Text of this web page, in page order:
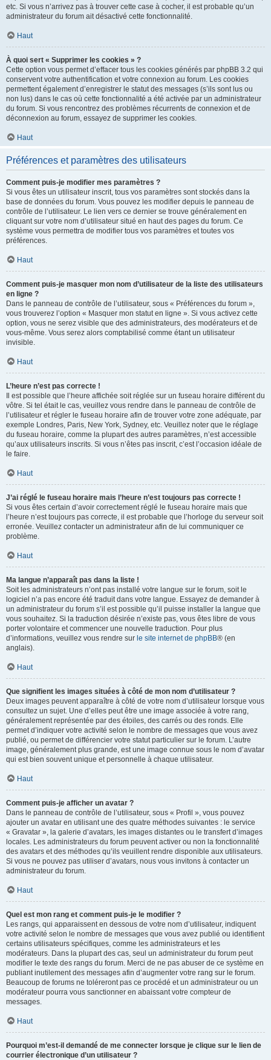
etc. Si vous n’arrivez pas à trouver cette case à cocher, il est probable qu’un
administrateur du forum ait désactivé cette fonctionnalité.
Haut
À quoi sert « Supprimer les cookies » ?
Cette option vous permet d’effacer tous les cookies générés par phpBB 3.2 qui
conservent votre authentification et votre connexion au forum. Les cookies
permettent également d’enregistrer le statut des messages (s’ils sont lus ou
non lus) dans le cas où cette fonctionnalité a été activée par un administrateur
du forum. Si vous rencontrez des problèmes récurrents de connexion et de
déconnexion au forum, essayez de supprimer les cookies.
Haut
Préférences et paramètres des utilisateurs
Comment puis-je modifier mes paramètres ?
Si vous êtes un utilisateur inscrit, tous vos paramètres sont stockés dans la
base de données du forum. Vous pouvez les modifier depuis le panneau de
contrôle de l’utilisateur. Le lien vers ce dernier se trouve généralement en
cliquant sur votre nom d’utilisateur situé en haut des pages du forum. Ce
système vous permettra de modifier tous vos paramètres et toutes vos
préférences.
Haut
Comment puis-je masquer mon nom d’utilisateur de la liste des utilisateurs
en ligne ?
Dans le panneau de contrôle de l’utilisateur, sous « Préférences du forum »,
vous trouverez l’option « Masquer mon statut en ligne ». Si vous activez cette
option, vous ne serez visible que des administrateurs, des modérateurs et de
vous-même. Vous serez alors comptabilisé comme étant un utilisateur
invisible.
Haut
L’heure n’est pas correcte !
Il est possible que l’heure affichée soit réglée sur un fuseau horaire différent du
vôtre. Si tel était le cas, veuillez vous rendre dans le panneau de contrôle de
l’utilisateur et régler le fuseau horaire afin de trouver votre zone adéquate, par
exemple Londres, Paris, New York, Sydney, etc. Veuillez noter que le réglage
du fuseau horaire, comme la plupart des autres paramètres, n’est accessible
qu’aux utilisateurs inscrits. Si vous n’êtes pas inscrit, c’est l’occasion idéale de
le faire.
Haut
J’ai réglé le fuseau horaire mais l’heure n’est toujours pas correcte !
Si vous êtes certain d’avoir correctement réglé le fuseau horaire mais que
l’heure n’est toujours pas correcte, il est probable que l’horloge du serveur soit
erronée. Veuillez contacter un administrateur afin de lui communiquer ce
problème.
Haut
Ma langue n’apparaît pas dans la liste !
Soit les administrateurs n’ont pas installé votre langue sur le forum, soit le
logiciel n’a pas encore été traduit dans votre langue. Essayez de demander à
un administrateur du forum s’il est possible qu’il puisse installer la langue que
vous souhaitez. Si la traduction désirée n’existe pas, vous êtes libre de vous
porter volontaire et commencer une nouvelle traduction. Pour plus
d’informations, veuillez vous rendre sur le site internet de phpBB® (en
anglais).
Haut
Que signifient les images situées à côté de mon nom d’utilisateur ?
Deux images peuvent apparaître à côté de votre nom d’utilisateur lorsque vous
consultez un sujet. Une d’elles peut être une image associée à votre rang,
généralement représentée par des étoiles, des carrés ou des ronds. Elle
permet d’indiquer votre activité selon le nombre de messages que vous avez
publié, ou permet de différencier votre statut particulier sur le forum. L’autre
image, généralement plus grande, est une image connue sous le nom d’avatar
qui est bien souvent unique et personnelle à chaque utilisateur.
Haut
Comment puis-je afficher un avatar ?
Dans le panneau de contrôle de l’utilisateur, sous « Profil », vous pouvez
ajouter un avatar en utilisant une des quatre méthodes suivantes : le service
« Gravatar », la galerie d’avatars, les images distantes ou le transfert d’images
locales. Les administrateurs du forum peuvent activer ou non la fonctionnalité
des avatars et des méthodes qu’ils veuillent rendre disponible aux utilisateurs.
Si vous ne pouvez pas utiliser d’avatars, nous vous invitons à contacter un
administrateur du forum.
Haut
Quel est mon rang et comment puis-je le modifier ?
Les rangs, qui apparaissent en dessous de votre nom d’utilisateur, indiquent
votre activité selon le nombre de messages que vous avez publié ou identifient
certains utilisateurs spécifiques, comme les administrateurs et les
modérateurs. Dans la plupart des cas, seul un administrateur du forum peut
modifier le texte des rangs du forum. Merci de ne pas abuser de ce système en
publiant inutilement des messages afin d’augmenter votre rang sur le forum.
Beaucoup de forums ne toléreront pas ce procédé et un administrateur ou un
modérateur pourra vous sanctionner en abaissant votre compteur de
messages.
Haut
Pourquoi m’est-il demandé de me connecter lorsque je clique sur le lien de
courrier électronique d’un utilisateur ?